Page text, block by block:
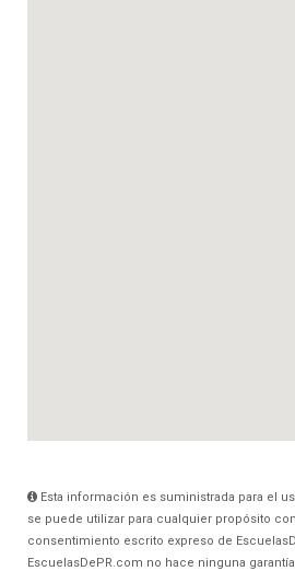
Esta información es suministrada para el
se puede utilizar para cualquier propósito
consentimiento escrito expreso de
EscuelasDePR.com no hace ninguna